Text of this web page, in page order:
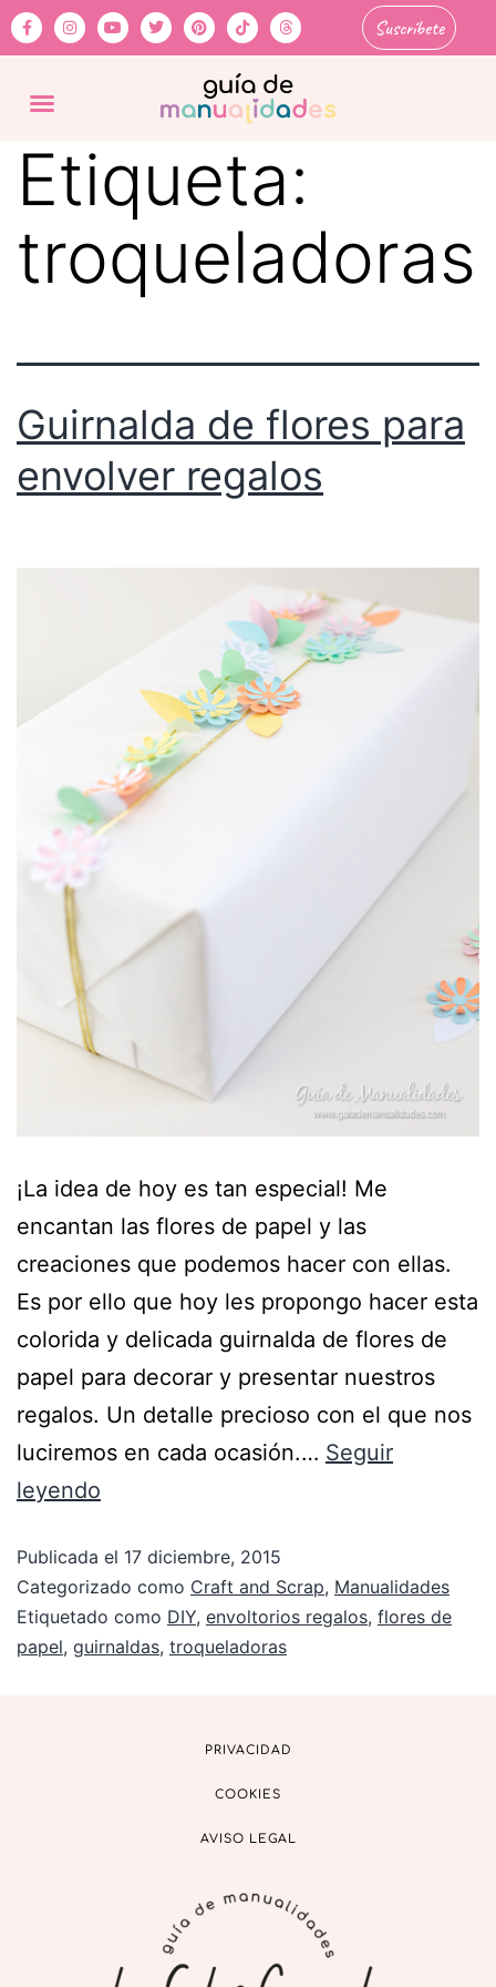
Suscríbete
Etiqueta:
troqueladoras
Guirnalda de flores para
envolver regalos
¡La idea de hoy es tan especial! Me
encantan las flores de papel y las
creaciones que podemos hacer con ellas.
Es por ello que hoy les propongo hacer esta
colorida y delicada guirnalda de flores de
papel para decorar y presentar nuestros
regalos. Un detalle precioso con el que nos
luciremos en cada ocasión.… Seguir
leyendo
Publicada el 17 diciembre, 2015
Categorizado como Craft and Scrap, Manualidades
Etiquetado como DIY, envoltorios regalos, flores de
papel, guirnaldas, troqueladoras
PRIVACIDAD
COOKIES
AVISO LEGAL